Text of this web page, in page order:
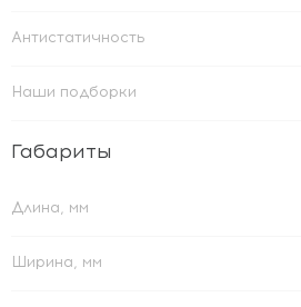
Антистатичность
Наши подборки
Габариты
Длина, мм
Ширина, мм